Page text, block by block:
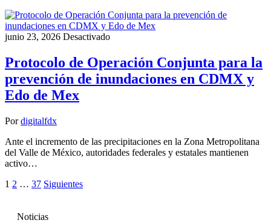
junio 23, 2026 Desactivado
Protocolo de Operación Conjunta para la
prevención de inundaciones en CDMX y
Edo de Mex
Por digitalfdx
Ante el incremento de las precipitaciones en la Zona Metropolitana
del Valle de México, autoridades federales y estatales mantienen
activo…
Paginación
entradas
1 2 … 37 Siguientes
Noticias